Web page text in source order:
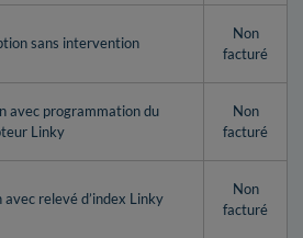
sans intervention
Non
facturé
avec programmation du
Linky
Non
facturé
relevé d’index Linky
Non
facturé